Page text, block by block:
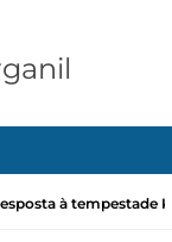
à tempestade